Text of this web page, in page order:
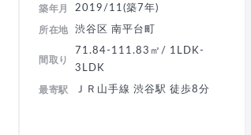
築年月 2019/11(築7年)
所在地 渋谷区 南平台町
間取り
71.84-111.83㎡/ 1LDK-
3LDK
最寄駅 ＪＲ山手線 渋谷駅 徒歩8分